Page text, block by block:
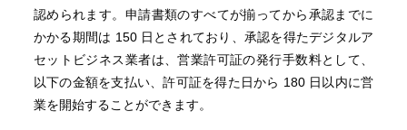
認められます。申請書類のすべてが揃ってから承認までに
かかる期間は 150 日とされており、承認を得たデジタルア
セットビジネス業者は、営業許可証の発行手数料として、
以下の金額を支払い、許可証を得た日から 180 日以内に営
業を開始することができます。